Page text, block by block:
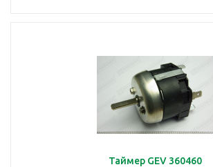
Таймер GEV 360460